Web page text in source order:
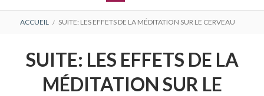
FIL
D'ARIANE
ACCUEIL SUITE: LES EFFETS DE LA MÉDITATION SUR LE CERVEAU
SUITE: LES EFFETS DE LA
MÉDITATION SUR LE